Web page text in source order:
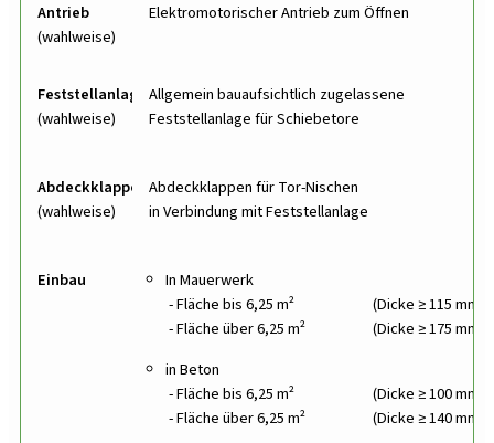
Antrieb
(wahlweise)
Elektromotorischer Antrieb zum Öffnen
Feststellanlage
(wahlweise)
Allgemein bauaufsichtlich zugelassene
Feststellanlage für Schiebetore
Abdeckklappen
(wahlweise)
Abdeckklappen für Tor-Nischen
in Verbindung mit Feststellanlage
Einbau
In Mauerwerk
Fläche bis 6,25 m²
(Dicke ≥ 115 mm)
Fläche über 6,25 m²
(Dicke ≥ 175 mm)
in Beton
Fläche bis 6,25 m²
(Dicke ≥ 100 mm)
Fläche über 6,25 m²
(Dicke ≥ 140 mm)